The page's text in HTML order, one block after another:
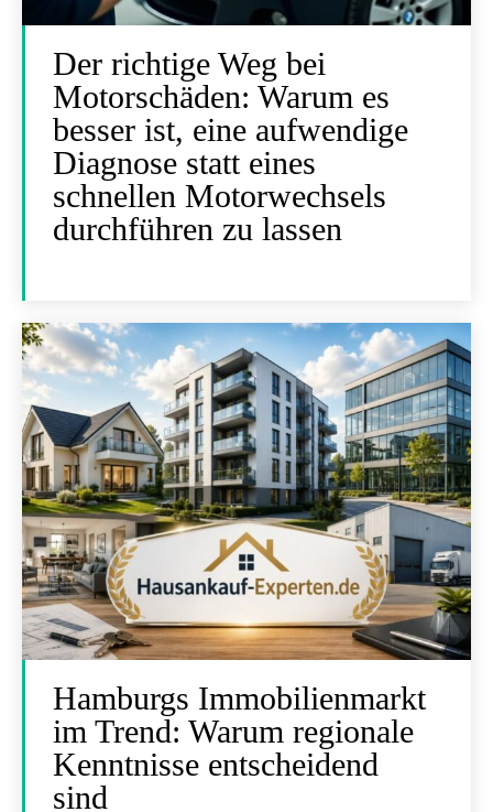
Der richtige Weg bei
Motorschäden: Warum es
besser ist, eine aufwendige
Diagnose statt eines
schnellen Motorwechsels
durchführen zu lassen
Hamburgs Immobilienmarkt
im Trend: Warum regionale
Kenntnisse entscheidend
sind